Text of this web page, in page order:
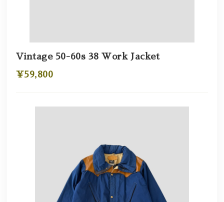
Vintage 50-60s 38 Work Jacket
¥59,800